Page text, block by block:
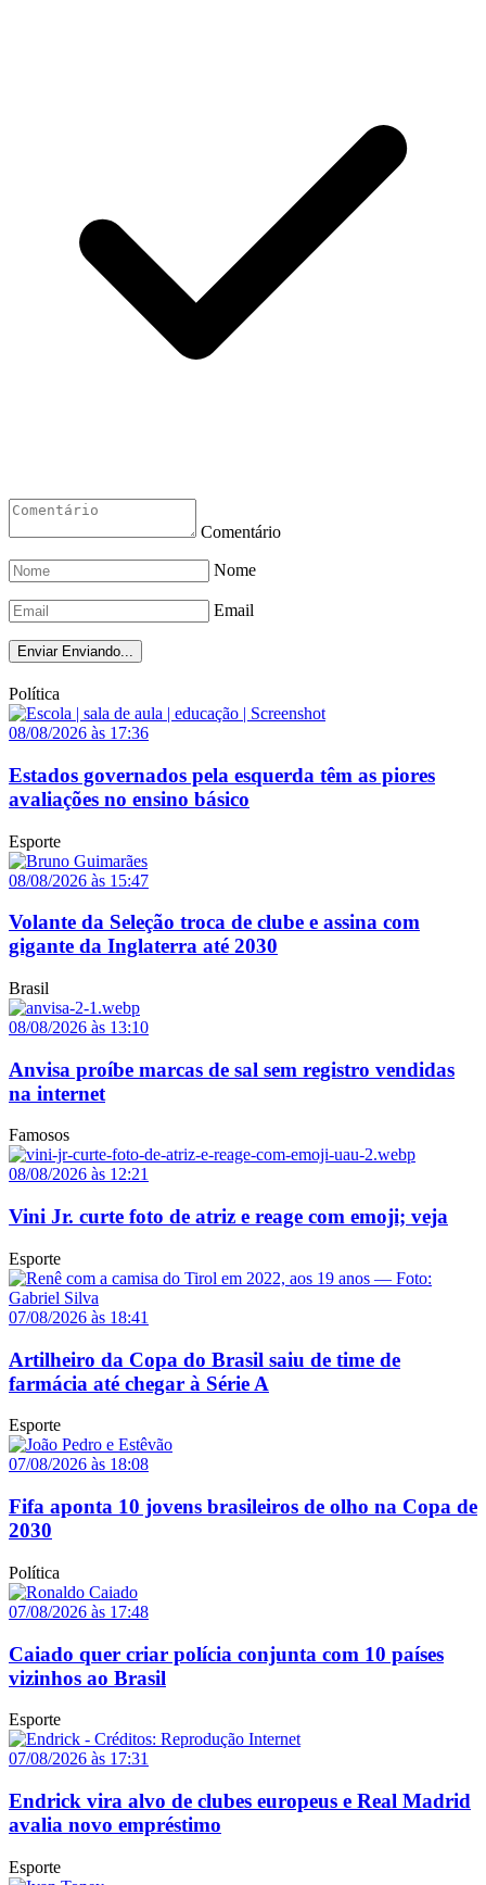
Comentário
Nome
Email
Enviar Enviando...
Política
08/08/2026 às 17:36
Estados governados pela esquerda têm as piores
avaliações no ensino básico
Esporte
08/08/2026 às 15:47
Volante da Seleção troca de clube e assina com
gigante da Inglaterra até 2030
Brasil
08/08/2026 às 13:10
Anvisa proíbe marcas de sal sem registro vendidas
na internet
Famosos
08/08/2026 às 12:21
Vini Jr. curte foto de atriz e reage com emoji; veja
Esporte
07/08/2026 às 18:41
Artilheiro da Copa do Brasil saiu de time de
farmácia até chegar à Série A
Esporte
07/08/2026 às 18:08
Fifa aponta 10 jovens brasileiros de olho na Copa de
2030
Política
07/08/2026 às 17:48
Caiado quer criar polícia conjunta com 10 países
vizinhos ao Brasil
Esporte
07/08/2026 às 17:31
Endrick vira alvo de clubes europeus e Real Madrid
avalia novo empréstimo
Esporte